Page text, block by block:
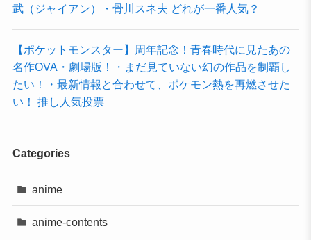
武（ジャイアン）・骨川スネ夫 どれが一番人気？
【ポケットモンスター】周年記念！青春時代に見たあの
名作OVA・劇場版！・まだ見ていない幻の作品を制覇し
たい！・最新情報と合わせて、ポケモン熱を再燃させた
い！ 推し人気投票
Categories
anime
anime-contents